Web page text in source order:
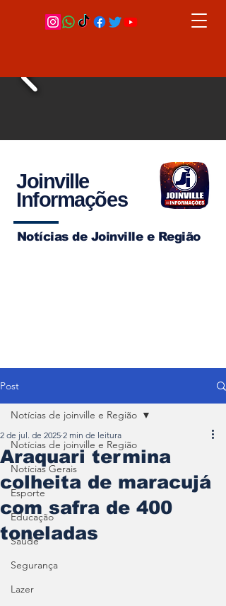
Joinville
Informações
Notícias de Joinville e Região
Post
Notícias de joinville e Região
Notícias Gerais
Esporte
Educação
Saúde
Segurança
Lazer
Notícias de joinville e Região
Araquari termina
colheita de maracujá
com safra de 400
toneladas
2 de jul. de 2025 2 min de leitura